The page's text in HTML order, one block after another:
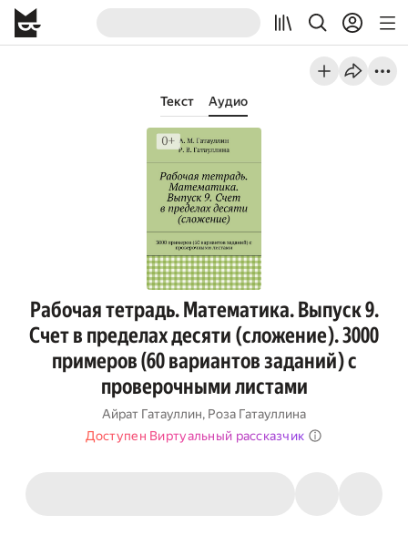
Текст Аудио
Рабочая тетрадь. Математика. Выпуск 9.
Счет в пределах десяти (сложение). 3000
примеров (60 вариантов заданий) с
проверочными листами
Айрат Гатауллин, Роза Гатауллина
Доступен Виртуальный рассказчик